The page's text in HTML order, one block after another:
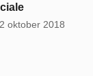
2 oktober 2018